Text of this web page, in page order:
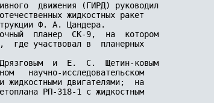
движения (ГИРД) руководил
жидкостных ракет
Ф. А. Цандера.
планер  СК-9,  на  котором
где участвовал в  планерных
и  Е.  С.  Щетин-ковым
научно-исследовательском
жидкостными двигателями;  на
РП-318-1 с жидкостным